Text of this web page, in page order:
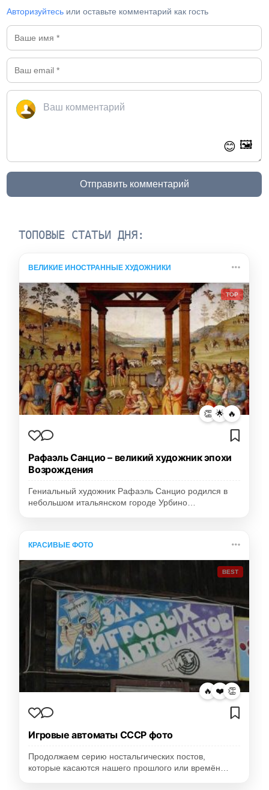
Авторизуйтесь или оставьте комментарий как гость
😊 🖼️
Отправить комментарий
ТОПОВЫЕ СТАТЬИ ДНЯ:
ВЕЛИКИЕ ИНОСТРАННЫЕ ХУДОЖНИКИ
TOP
👏 🌟 🔥
Рафаэль Санцио – великий художник эпохи
Возрождения
Гениальный художник Рафаэль Санцио родился в
небольшом итальянском городе Урбино…
КРАСИВЫЕ ФОТО
BEST
🔥 ❤️ 👏
Игровые автоматы СССР фото
Продолжаем серию ностальгических постов,
которые касаются нашего прошлого или времён…